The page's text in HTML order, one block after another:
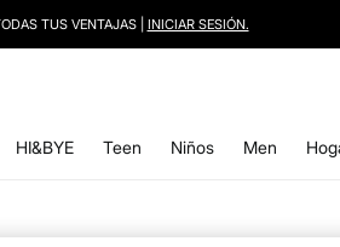
APP10 | INSTALAR
HI&BYE Teen Niños Men